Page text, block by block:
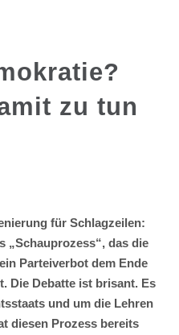
zu tun
für Schlagzeilen:
„Schauprozess“, das die
Parteiverbot dem Ende
Die Debatte ist brisant. Es
und um die Lehren
diesen Prozess bereits